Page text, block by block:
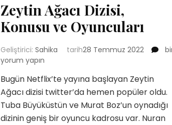
Zeytin Ağacı Dizisi,
Konusu ve Oyuncuları
Geliştirici: Sahika tarih28 Temmuz 2022
ve
için
yorum yapın
Bugün Netflix’te yayına başlayan Zeytin
Ağacı dizisi twitter’da hemen popüler oldu.
Tuba Büyüküstün ve Murat Boz’un oynadığı
dizinin geniş bir oyuncu kadrosu var. Nuran